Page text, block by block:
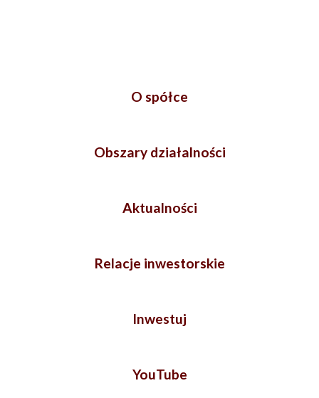
O spółce
Obszary działalności
Aktualności
Relacje inwestorskie
Inwestuj
YouTube